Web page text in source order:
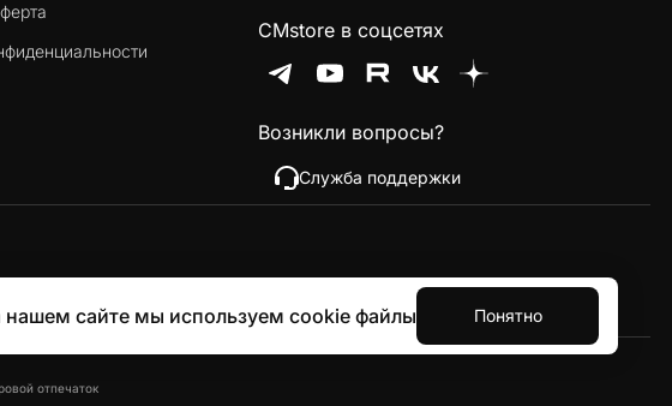
CMstore в соцсетях
Возникли вопросы?
Служба поддержки
отпечаток
нашем сайте мы используем cookie файлы Понятно